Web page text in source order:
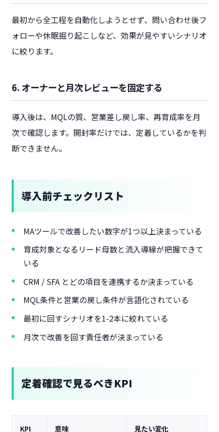
最初から全工程を自動化しようとせず、問い合わせ後フ
ォローや休眠掘り起こしなど、効果が見やすいシナリオ
に絞ります。
6. オーナーと月次レビューを固定する
導入後は、MQLの質、営業差し戻し率、再育成率を月
次で確認します。開封率だけでは、定着しているかを判
断できません。
導入前チェックリスト
MAツールで改善したい数字が1つ以上決まっている
育成対象となるリード母数と流入導線が把握できて
いる
CRM / SFA とどの項目を連携するか決まっている
MQL条件と営業の戻し条件が言語化されている
最初に回すシナリオを1-2本に絞れている
月次で改善を回す責任者が決まっている
定着確認で見るべきKPI
KPI 意味 見たい変化